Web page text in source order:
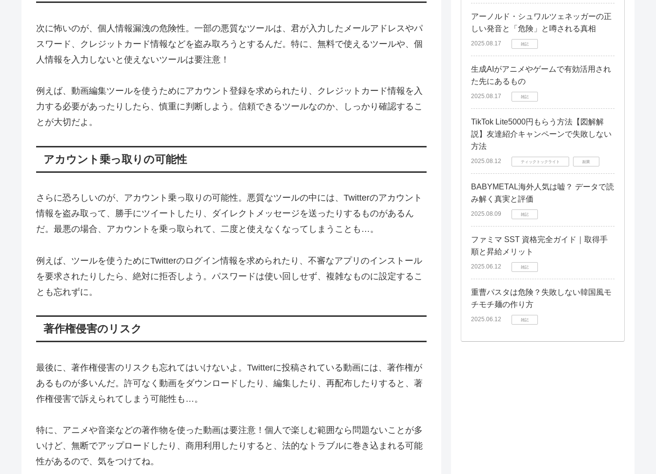
次に怖いのが、個人情報漏洩の危険性。一部の悪質なツールは、君が入力したメールアドレスやパ
スワード、クレジットカード情報などを盗み取ろうとするんだ。特に、無料で使えるツールや、個
人情報を入力しないと使えないツールは要注意！
例えば、動画編集ツールを使うためにアカウント登録を求められたり、クレジットカード情報を入
力する必要があったりしたら、慎重に判断しよう。信頼できるツールなのか、しっかり確認するこ
とが大切だよ。
アカウント乗っ取りの可能性
さらに恐ろしいのが、アカウント乗っ取りの可能性。悪質なツールの中には、Twitterのアカウント
情報を盗み取って、勝手にツイートしたり、ダイレクトメッセージを送ったりするものがあるん
だ。最悪の場合、アカウントを乗っ取られて、二度と使えなくなってしまうことも…。
例えば、ツールを使うためにTwitterのログイン情報を求められたり、不審なアプリのインストール
を要求されたりしたら、絶対に拒否しよう。パスワードは使い回しせず、複雑なものに設定するこ
とも忘れずに。
著作権侵害のリスク
最後に、著作権侵害のリスクも忘れてはいけないよ。Twitterに投稿されている動画には、著作権が
あるものが多いんだ。許可なく動画をダウンロードしたり、編集したり、再配布したりすると、著
作権侵害で訴えられてしまう可能性も…。
特に、アニメや音楽などの著作物を使った動画は要注意！個人で楽しむ範囲なら問題ないことが多
いけど、無断でアップロードしたり、商用利用したりすると、法的なトラブルに巻き込まれる可能
性があるので、気をつけてね。
もし危険なツールを使ってしまった
ら？
すぐにパスワードを変更する
セキュリティソフトでスキャンする
Twitterに報告する
専門機関に相談する
まとめ：安全にTwitter動画ツールを使
うために
危険性を理解し、安全なツールを選
セキュリティ対策を徹底する
アーノルド・シュワルツェネッガーの正
しい発音と「危険」と噂される真相
2025.08.17 雑記
生成AIがアニメやゲームで有効活用され
た先にあるもの
2025.08.17 雑記
TikTok Lite5000円もらう方法【図解解
説】友達紹介キャンペーンで失敗しない
方法
2025.08.12 ティックトックライト 副業
BABYMETAL海外人気は嘘？ データで読
み解く真実と評価
2025.08.09 雑記
ファミマ SST 資格完全ガイド｜取得手
順と昇給メリット
2025.06.12 雑記
重曹パスタは危険？失敗しない韓国風モ
チモチ麺の作り方
2025.06.12 雑記